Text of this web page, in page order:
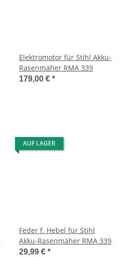
Elektromotor für Stihl Akku-
Rasenmäher RMA 339
179,00 € *
AUF LAGER
Feder f. Hebel für Stihl
Akku-Rasenmäher RMA 339
29,99 € *